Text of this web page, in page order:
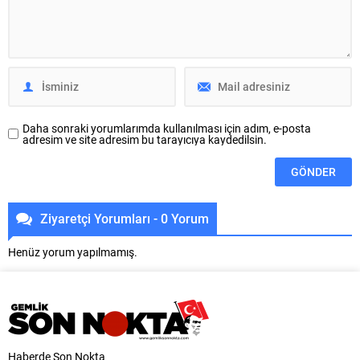
ortaokul ve lise öğrencilerine
verilecek ‘Kırtasiye...
hayata geçirildi. Trend Alanları ile
BUTTİM’de faaliyet gösteren
Daha sonraki yorumlarımda kullanılması için adım, e-posta
adresim ve site adresim bu tarayıcıya kaydedilsin.
Ziyaretçi Yorumları - 0 Yorum
Henüz yorum yapılmamış.
Haberde Son Nokta